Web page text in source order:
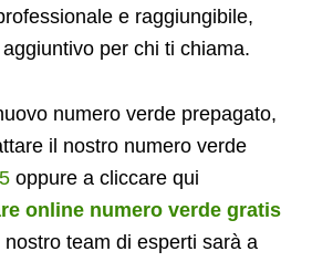
e raggiungibile,
per chi ti chiama.
numero verde prepagato,
il nostro numero verde
oppure a cliccare qui
online numero verde gratis
nostro team di esperti sarà a